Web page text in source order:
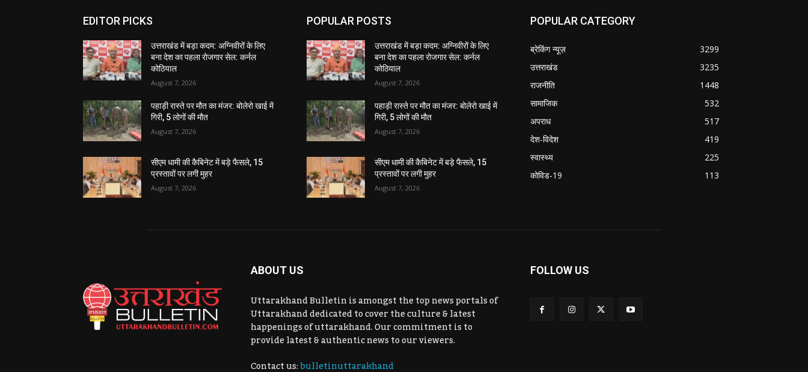
EDITOR PICKS
उत्तराखंड में बड़ा कदम: अग्निवीरों के लिए
बना देश का पहला रोजगार सेल: कर्नल
कोठियाल
August 7, 2026
पहाड़ी रास्ते पर मौत का मंजर: बोलेरो खाई में
गिरी, 5 लोगों की मौत
August 7, 2026
सीएम धामी की कैबिनेट में बड़े फैसले, 15
प्रस्तावों पर लगी मुहर
August 7, 2026
POPULAR POSTS
उत्तराखंड में बड़ा कदम: अग्निवीरों के लिए
बना देश का पहला रोजगार सेल: कर्नल
कोठियाल
August 7, 2026
पहाड़ी रास्ते पर मौत का मंजर: बोलेरो खाई में
गिरी, 5 लोगों की मौत
August 7, 2026
सीएम धामी की कैबिनेट में बड़े फैसले, 15
प्रस्तावों पर लगी मुहर
August 7, 2026
POPULAR CATEGORY
ब्रेकिंग न्यूज़
3299
उत्तराखंड
3235
राजनीति
1448
सामाजिक
532
अपराध
517
देश-विदेश
419
स्वास्थ्य
225
कोविड-19
113
ABOUT US
Uttarakhand Bulletin is amongst the top news portals of
Uttarakhand dedicated to cover the culture & latest
happenings of uttarakhand. Our commitment is to
provide latest & authentic news to our viewers.
Contact us:bulletinuttarakhand
FOLLOW US